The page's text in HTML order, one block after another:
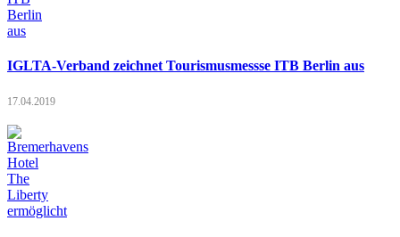
IGLTA-Verband zeichnet Tourismusmessse ITB Berlin aus
17.04.2019